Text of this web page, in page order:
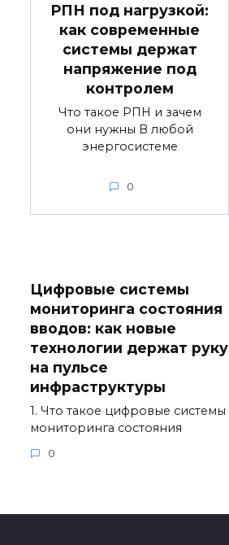
РПН под нагрузкой:
как современные
системы держат
напряжение под
контролем
Что такое РПН и зачем
они нужны В любой
энергосистеме
0
Цифровые системы
мониторинга состояния
вводов: как новые
технологии держат руку
на пульсе
инфраструктуры
1. Что такое цифровые системы
мониторинга состояния
0